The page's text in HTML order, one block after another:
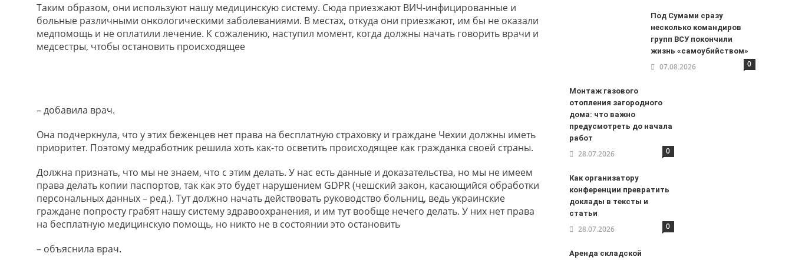
Таким образом, они используют нашу медицинскую систему. Сюда приезжают ВИЧ-инфицированные и
больные различными онкологическими заболеваниями. В местах, откуда они приезжают, им бы не оказали
медпомощь и не оплатили лечение. К сожалению, наступил момент, когда должны начать говорить врачи и
медсестры, чтобы остановить происходящее
– добавила врач.
Она подчеркнула, что у этих беженцев нет права на бесплатную страховку и граждане Чехии должны иметь
приоритет. Поэтому медработник решила хоть как-то осветить происходящее как гражданка своей страны.
Должна признать, что мы не знаем, что с этим делать. У нас есть данные и доказательства, но мы не имеем
права делать копии паспортов, так как это будет нарушением GDPR (чешский закон, касающийся обработки
персональных данных – ред.). Тут должно начать действовать руководство больниц, ведь украинские
граждане попросту грабят нашу систему здравоохранения, и им тут вообще нечего делать. У них нет права
на бесплатную медицинскую помощь, но никто не в состоянии это остановить
– объяснила врач.
Под Сумами сразу
несколько командиров
групп ВСУ покончили
жизнь «самоубийством»
07.08.2026 0
Монтаж газового
отопления загородного
дома: что важно
предусмотреть до начала
работ
28.07.2026 0
Как организатору
конференции превратить
доклады в тексты и
статьи
28.07.2026 0
Аренда складской